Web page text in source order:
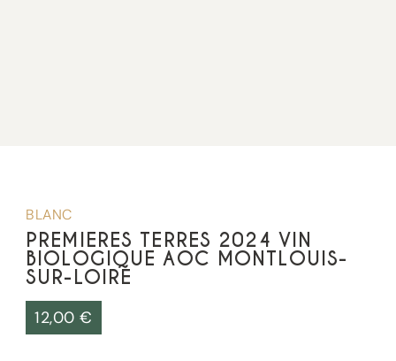
BLANC
PREMIERES TERRES 2024 VIN
BIOLOGIQUE AOC MONTLOUIS-
SUR-LOIRE
12,00€